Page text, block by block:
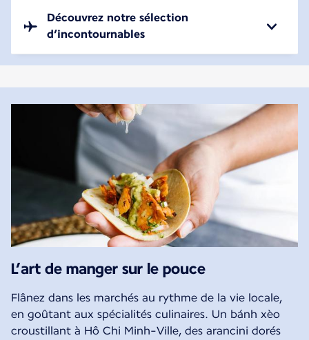
Découvrez notre sélection
d’incontournables
L’art de manger sur le pouce
Flânez dans les marchés au rythme de la vie locale,
en goûtant aux spécialités culinaires. Un bánh xèo
croustillant à Hô Chi Minh-Ville, des arancini dorés